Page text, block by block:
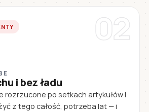
02
i bez ładu
rozrzucone po setkach artykułów i
z tego całość, potrzeba lat — i